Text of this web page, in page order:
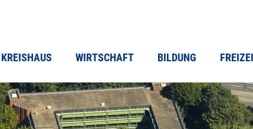
KREISHAUS WIRTSCHAFT BILDUNG